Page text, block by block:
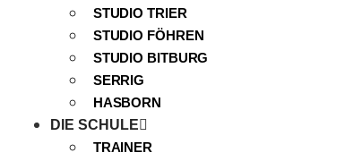
STUDIO TRIER
STUDIO FÖHREN
STUDIO BITBURG
SERRIG
HASBORN
DIE SCHULE
TRAINER